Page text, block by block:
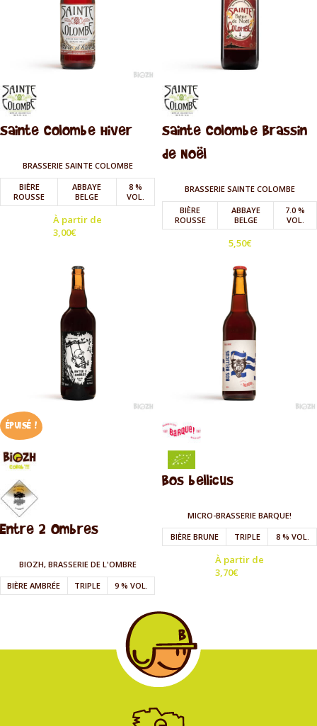
Sainte Colombe Hiver
BRASSERIE SAINTE COLOMBE
BIÈRE
ROUSSE
ABBAYE
BELGE
8 %
VOL.
À partir de
3,00€
Sainte Colombe Brassin
de Noël
BRASSERIE SAINTE COLOMBE
BIÈRE
ROUSSE
ABBAYE
BELGE
7.0 %
VOL.
5,50€
ÉPUISÉ !
Entre 2 Ombres
BIOZH, BRASSERIE DE L'OMBRE
BIÈRE AMBRÉE
TRIPLE 9 % VOL.
Bos bellicus
MICRO-BRASSERIE BARQUE!
BIÈRE BRUNE
TRIPLE 8 % VOL.
À partir de
3,70€